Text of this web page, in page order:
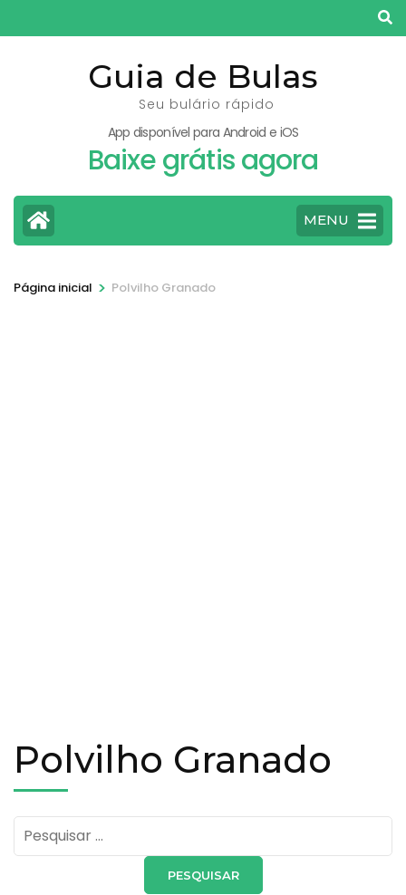
para
Guia de Bulas
Seu bulário rápido
App disponível para Android e iOS
Baixe grátis agora
MENU
Página inicial > Polvilho Granado
Polvilho Granado
Pesquisar
por: